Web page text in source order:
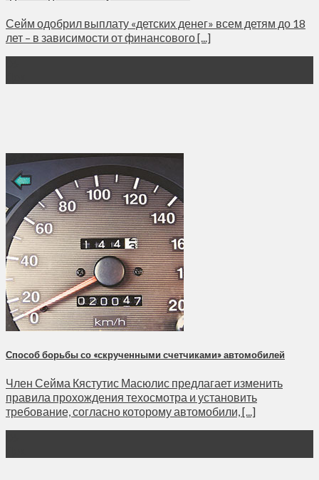
Сейм одобрил выплату «детских денег» всем детям до 18
лет – в зависимости от финансового [...]
Способ борьбы со «скрученными счетчиками» автомобилей
Член Сейма Кястутис Масюлис предлагает изменить
правила прохождения техосмотра и установить
требование, согласно которому автомобили, [...]